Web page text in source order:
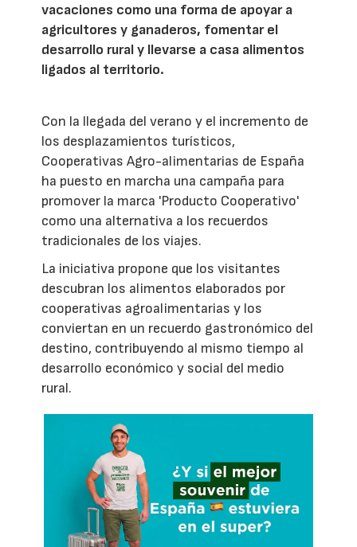
vacaciones como una forma de apoyar a
agricultores y ganaderos, fomentar el
desarrollo rural y llevarse a casa alimentos
ligados al territorio.
Con la llegada del verano y el incremento de
los desplazamientos turísticos,
Cooperativas Agro-alimentarias de España
ha puesto en marcha una campaña para
promover la marca 'Producto Cooperativo'
como una alternativa a los recuerdos
tradicionales de los viajes.
La iniciativa propone que los visitantes
descubran los alimentos elaborados por
cooperativas agroalimentarias y los
conviertan en un recuerdo gastronómico del
destino, contribuyendo al mismo tiempo al
desarrollo económico y social del medio
rural.